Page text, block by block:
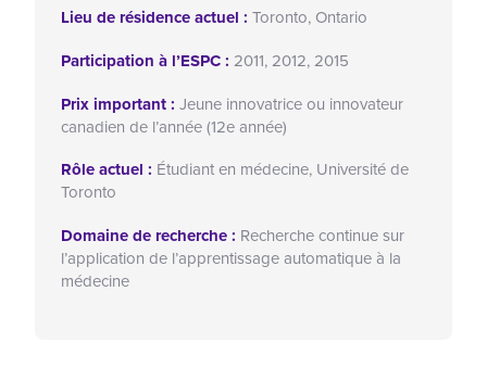
Lieu de résidence actuel : Toronto, Ontario
Participation à l’ESPC : 2011, 2012, 2015
Prix important : Jeune innovatrice ou innovateur
canadien de l’année (12e année)
Rôle actuel : Étudiant en médecine, Université de
Toronto
Domaine de recherche : Recherche continue sur
l’application de l’apprentissage automatique à la
médecine